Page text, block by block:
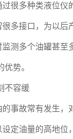
很多种类液位仪
多接口，为以后
测多个油罐甚至
优势。
不容缓
事故常有发生，
定油量的高地位